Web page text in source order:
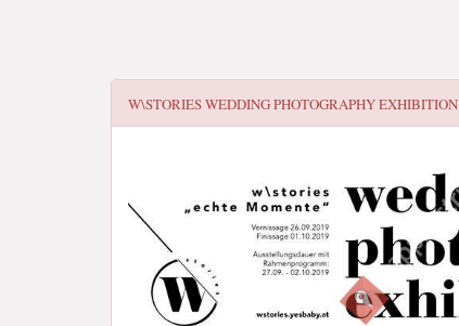
W\STORIES WEDDING PHOTOGRAPHY EXHIBITION